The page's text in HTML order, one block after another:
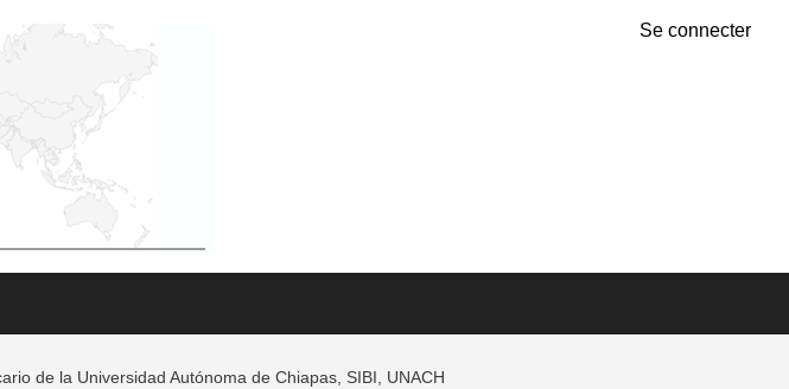
Se connecter
de la Universidad Autónoma de Chiapas, SIBI, UNACH